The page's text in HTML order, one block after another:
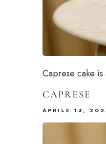
Caprese cake
CAPRESE
APRILE 13,